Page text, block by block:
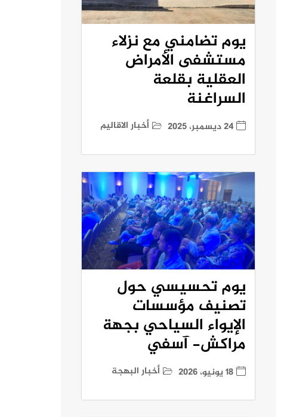
يوم تضامني مع نزلاء
مستشفى الأمراض
العقلية بقلعة
السراغنة
24 ديسمبر، 2025 أخبار الاقاليم
يوم تحسيسي حول
تصنيف مؤسسات
الإيواء السياحي بجهة
مراكش- آسفي
18 يونيو، 2026 أخبار البهجة